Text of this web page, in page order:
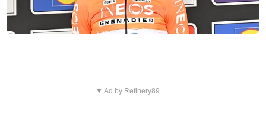
▼ Ad by Refinery89